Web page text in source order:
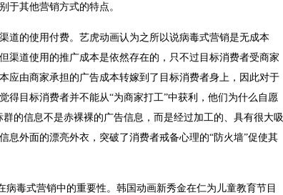
于其他营销方式的特点。
道的使用付费。艺虎动画认为之所以说病毒式营销是无成本
渠道使用的推广成本是依然存在的，只不过目标消费者受商家
应由商家承担的广告成本转嫁到了目标消费者身上，因此对于
得目标消费者并不能从“为商家打工”中获利，他们为什么自愿
的信息不是赤裸裸的广告信息，而是经过加工的、具有很大吸
息外面的漂亮外衣，突破了消费者戒备心理的“防火墙”促使其
病毒式营销中的重要性。韩国动画新秀金在仁为儿童教育节目